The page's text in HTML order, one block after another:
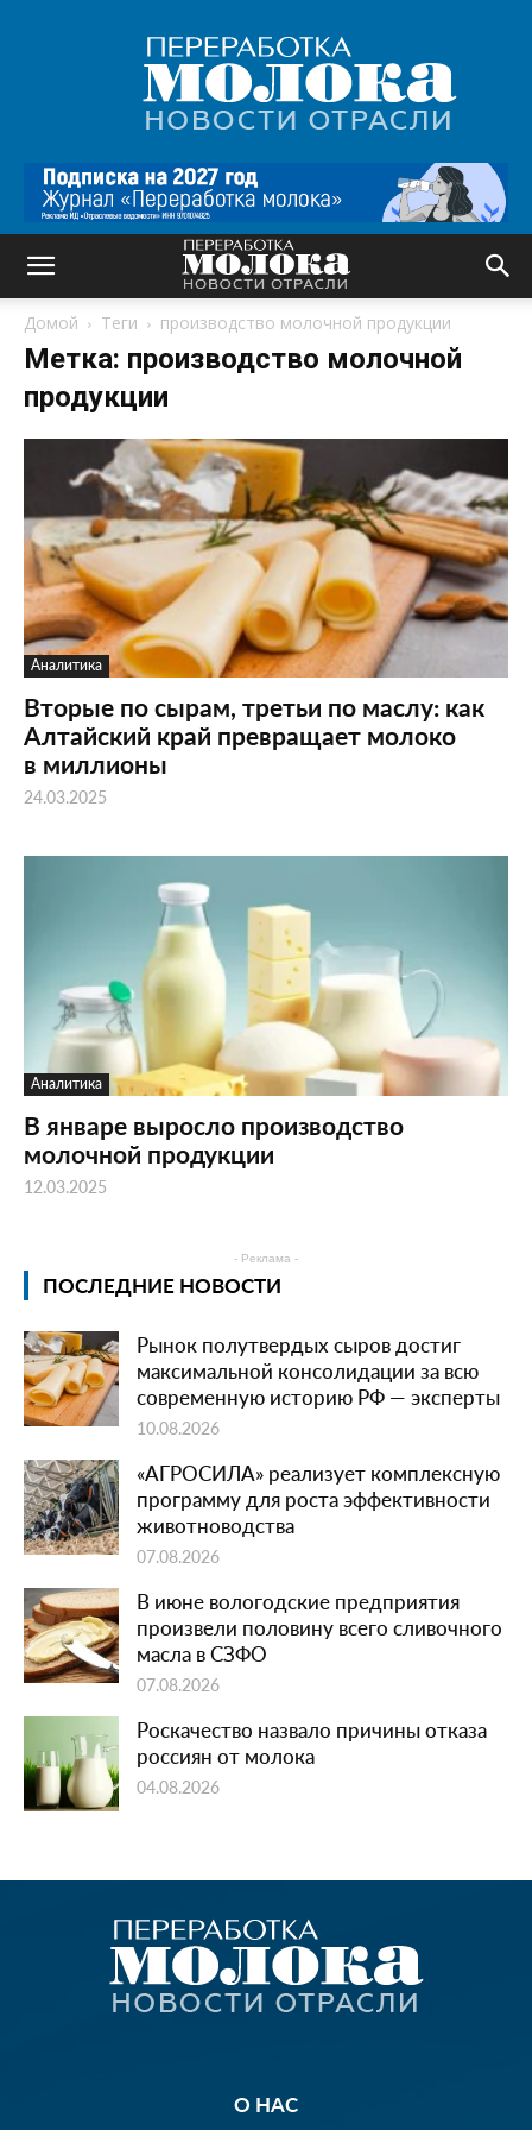
Переработка
молока
|
Новости
Домой Теги производство молочной продукции
Метка: производство молочной
продукции
Аналитика
Вторые по сырам, третьи по маслу: как
Алтайский край превращает молоко
в миллионы
24.03.2025
Аналитика
В январе выросло производство
молочной продукции
12.03.2025
- Реклама -
ПОСЛЕДНИЕ НОВОСТИ
Рынок полутвердых сыров достиг
максимальной консолидации за всю
современную историю РФ — эксперты
10.08.2026
«АГРОСИЛА» реализует комплексную
программу для роста эффективности
животноводства
07.08.2026
В июне вологодские предприятия
произвели половину всего сливочного
масла в СЗФО
07.08.2026
Роскачество назвало причины отказа
россиян от молока
04.08.2026
О НАС